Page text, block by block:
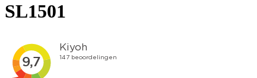
SL1501